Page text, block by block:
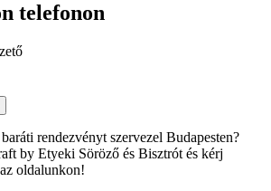
telefonon
rendezvényt szervezel Budapesten?
by Etyeki Söröző és Bisztrót és kérj
oldalunkon!